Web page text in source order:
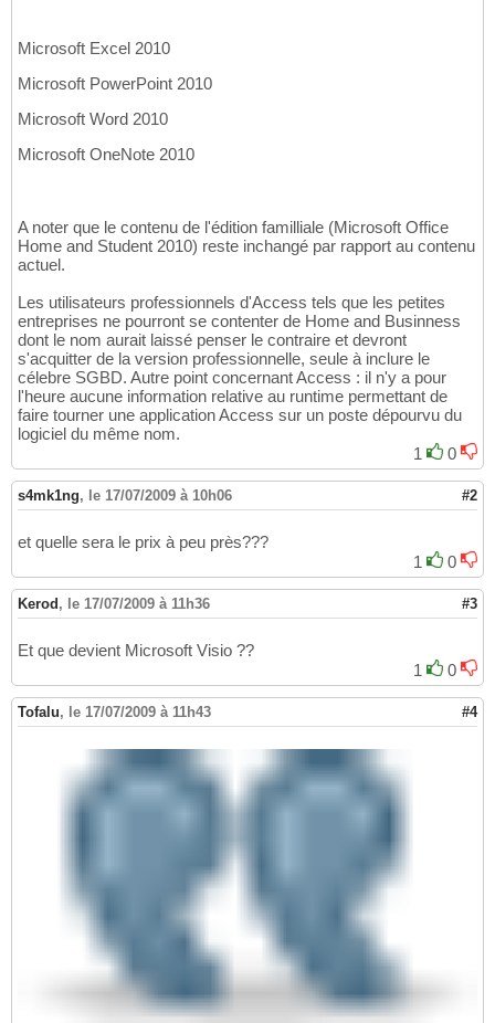
Microsoft Excel 2010
Microsoft PowerPoint 2010
Microsoft Word 2010
Microsoft OneNote 2010
A noter que le contenu de l'édition familliale (Microsoft Office
Home and Student 2010) reste inchangé par rapport au contenu
actuel.
Les utilisateurs professionnels d'Access tels que les petites
entreprises ne pourront se contenter de Home and Businness
dont le nom aurait laissé penser le contraire et devront
s'acquitter de la version professionnelle, seule à inclure le
célebre SGBD. Autre point concernant Access : il n'y a pour
l'heure aucune information relative au runtime permettant de
faire tourner une application Access sur un poste dépourvu du
logiciel du même nom.
1
0
s4mk1ng, le 17/07/2009 à 10h06 #2
et quelle sera le prix à peu près???
1
0
Kerod , le 17/07/2009 à 11h36 #3
Et que devient Microsoft Visio ??
1
0
Tofalu, le 17/07/2009 à 11h43 #4